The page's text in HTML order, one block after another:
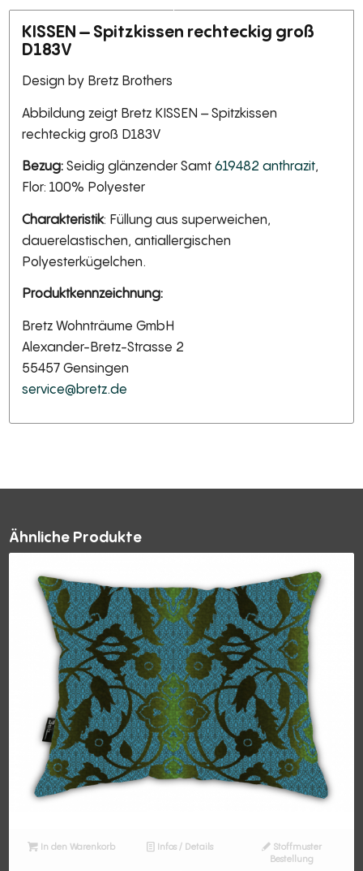
KISSEN – Spitzkissen rechteckig groß
D183V
Design by Bretz Brothers
Abbildung zeigt Bretz KISSEN – Spitzkissen
rechteckig groß D183V
Bezug:Seidig glänzender Samt619482 anthrazit,
Flor: 100% Polyester
Charakteristik: Füllung aus superweichen,
dauerelastischen, antiallergischen
Polyesterkügelchen.
Produktkennzeichnung:
Bretz Wohnträume GmbH
Alexander-Bretz-Strasse 2
55457 Gensingen
service@bretz.de
Ähnliche Produkte
In den Warenkorb Infos / Details
Stoffmuster
Bestellung